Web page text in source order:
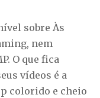
sobre Às
nem
O que fica
vídeos é a
colorido e cheio